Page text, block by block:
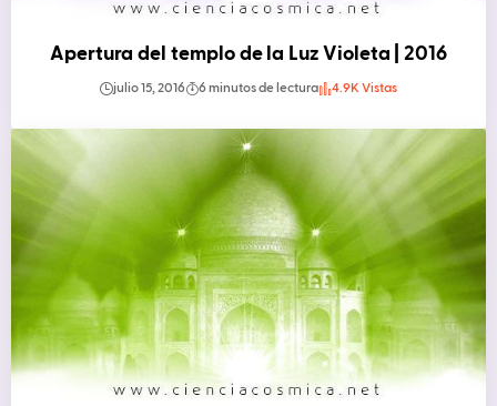
Apertura del templo de la Luz Violeta | 2016
julio 15, 2016 6 minutos de lectura 4.9K Vistas